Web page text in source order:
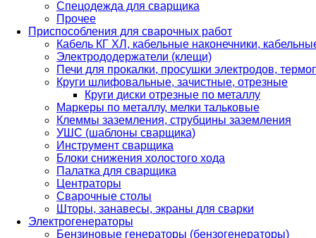
Спецодежда для сварщика
Прочее
Приспособления для сварочных работ
Кабель КГ ХЛ, кабельные наконечники,
Электрододержатели (клещи)
Печи для прокалки, просушки электродов,
Круги шлифовальные, зачистные, отрезные
Круги диски отрезные по металлу
Маркеры по металлу, мелки тальковые
Клеммы заземления, струбцины заземления
УШС (шаблоны сварщика)
Инструмент сварщика
Блоки снижения холостого хода
Палатка для сварщика
Центраторы
Сварочные столы
Шторы, занавесы, экраны для сварки
Электрогенераторы
Бензиновые генераторы (бензогенераторы)